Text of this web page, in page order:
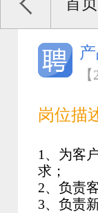
首页
岗位描
1、为客
求；
2、负责
3、负责